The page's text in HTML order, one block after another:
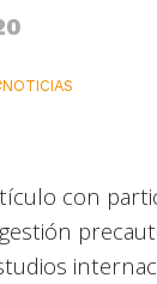
con